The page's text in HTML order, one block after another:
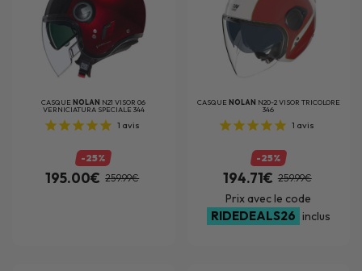
CASQUENOLAN N21 VISOR 06
VERNICIATURA SPECIALE 344
1 avis
-25%
195.00€ 259.99€
CASQUE NOLAN N20-2 VISOR TRICOLORE
346
1 avis
-25%
194.71€ 259.99€
Prix avec le code
RIDEDEALS26 inclus